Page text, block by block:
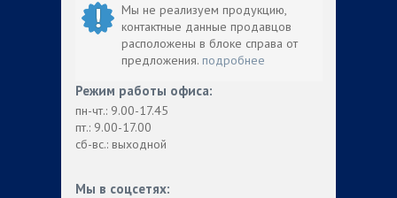
Мы не реализуем продукцию,
контактные данные продавцов
расположены в блоке справа от
предложения. подробнее
Режим работы офиса:
пн-чт.: 9.00-17.45
пт.: 9.00-17.00
сб-вс.: выходной
Мы в соцсетях: